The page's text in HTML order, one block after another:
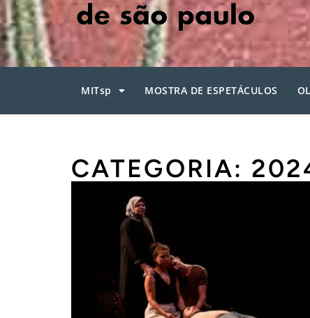
MITsp MOSTRA DE ESPETÁCULOS
CATEGORIA: